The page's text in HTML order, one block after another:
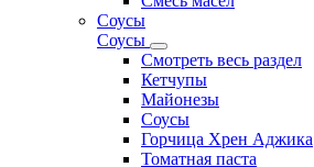
Соусы
Соусы
Смотреть весь раздел
Кетчупы
Майонезы
Соусы
Горчица Хрен Аджика
Томатная паста